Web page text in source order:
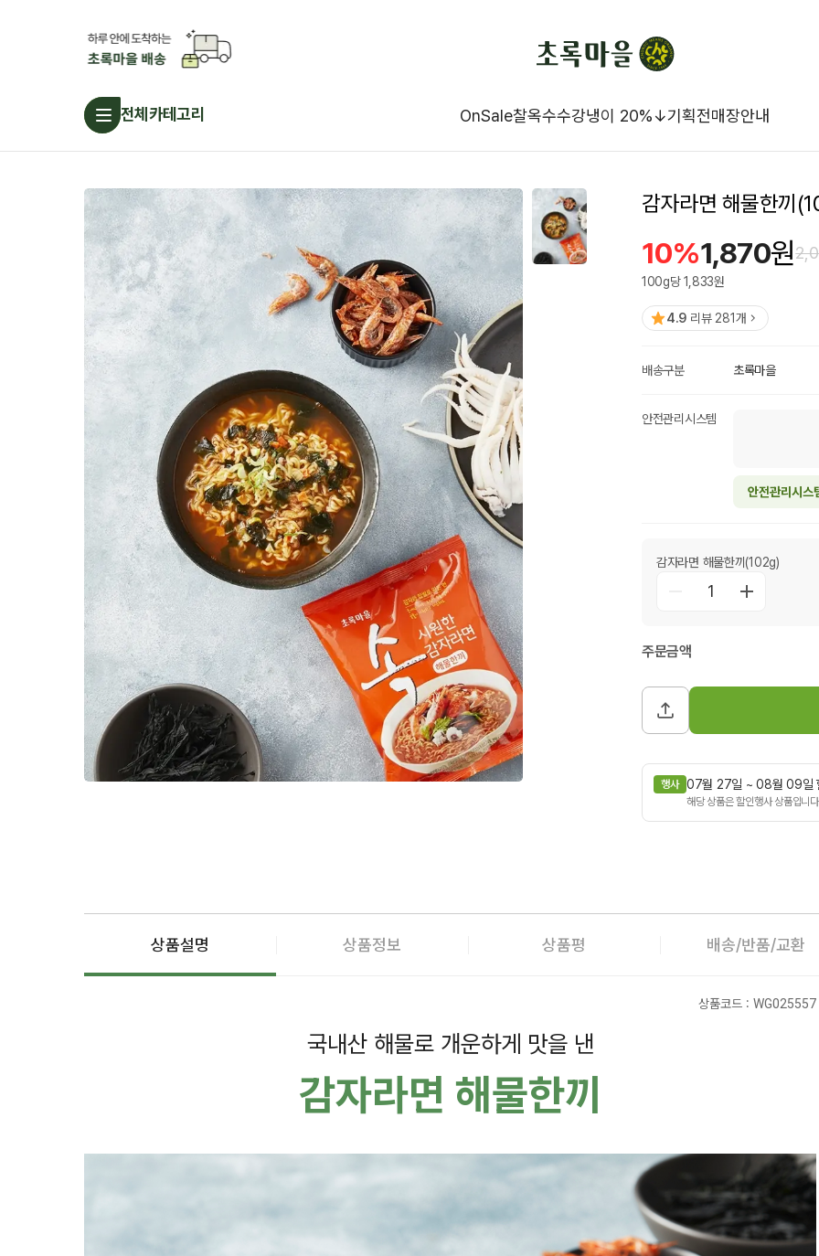
전체카테고리 OnSale찰옥수수강냉이 20%↓기획전매장안내
감자라면 해물한끼
10%1,870원
100g당1,833원
4.9 리뷰 281개
배송구분 초록마을
안전관리시스템
안전관리시스
감자라면 해물한끼(102g)
1
주문금액
행사 07월 27일 ~ 08월 09일
해당 상품은 할인행사 상품입니
상품설명 상품정보 상품평 배송/반품/교환
상품코드 : WG025557
국내산 해물로 개운하게 맛을 낸
감자라면 해물한끼